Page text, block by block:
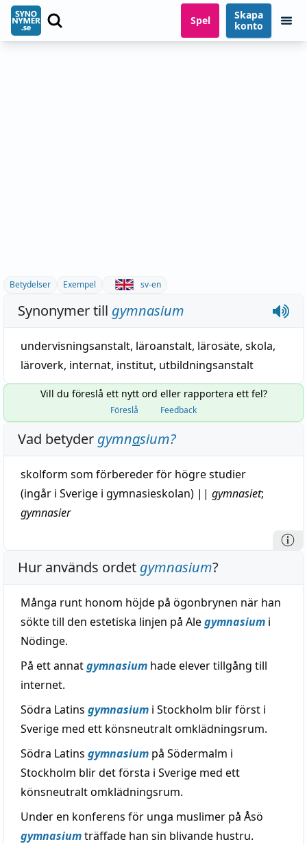
Spel
Skapa
konto
Betydelser Exempel sv-en
Synonymer till gymnasium
undervisningsanstalt, läroanstalt, lärosäte, skola,
läroverk, internat, institut, utbildningsanstalt
Vill du föreslå ett nytt ord eller rapportera ett fel?
Föreslå Feedback
Vad betyder gymnasium?
skolform som förbereder för högrestudier
(ingår i Sverige i gymnasieskolan) || gymnasiet;
gymnasier
Hur används ordet gymnasium?
Många runt honom höjde på ögonbrynen när han
sökte till den estetiska linjen på Alegymnasium i
Nödinge.
På ett annatgymnasium hade elever tillgång till
internet.
Södra Latins gymnasium i Stockholm blir först i
Sverige med ett könsneutralt omklädningsrum.
Södra Latins gymnasium på Södermalm i
Stockholm blir det första i Sverige med ett
könsneutralt omklädningsrum.
Under en konferens för unga muslimer på Åsö
gymnasiumträffade han sin blivande hustru.